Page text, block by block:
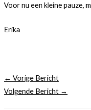
Voor nu een kleine pauze,
Erika
← Vorige Bericht
Volgende Bericht →